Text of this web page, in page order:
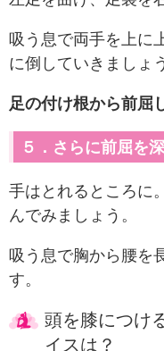
吸う息で両手を上に
に倒していきましょ
足の付け根から前屈
５．さらに前屈を深
手はとれるところに
んでみましょう。
吸う息で胸から腰を
す。
頭を膝につけ
イスは？